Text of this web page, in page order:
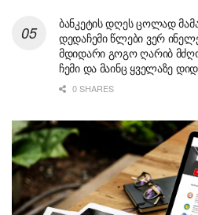
ბანკეტის დღეს ცოლად
დედაჩემი წლები ვერ
მდიდარი გოგო ღარიბ
ჩემი და მაინც ყველაზე
0 SHARES